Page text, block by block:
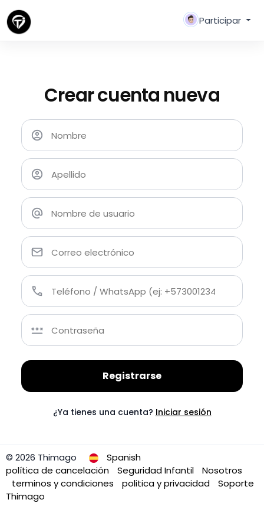
Participar
Crear cuenta nueva
Registrarse
¿Ya tienes una cuenta? Iniciar sesión
© 2026 Thimago
Spanish
política de cancelación
Seguridad Infantil
Nosotros
terminos y condiciones
politica y privacidad
Soporte
Thimago